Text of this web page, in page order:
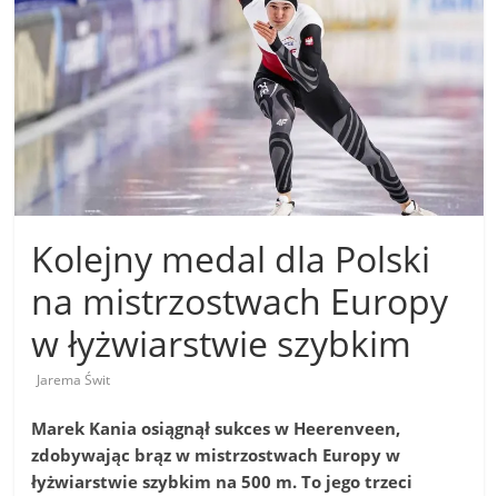
Kolejny medal dla Polski
na mistrzostwach Europy
w łyżwiarstwie szybkim
Jarema Świt
Marek Kania osiągnął sukces w Heerenveen,
zdobywając brąz w mistrzostwach Europy w
łyżwiarstwie szybkim na 500 m. To jego trzeci